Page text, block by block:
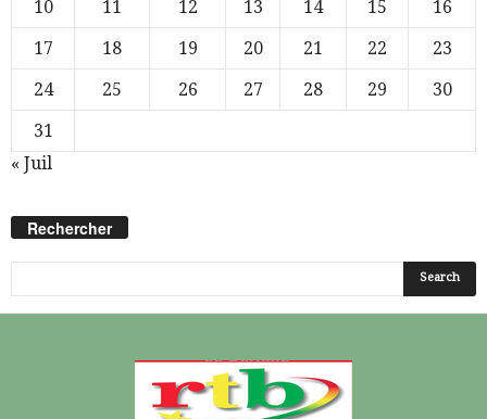
10
11 12 13 14 15
16
17
18 19 20 21 22
23
24
25 26 27 28 29
30
31
« Juil
Rechercher